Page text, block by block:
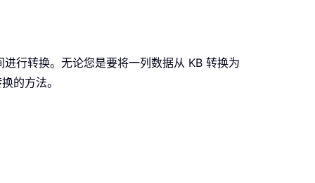
行转换。无论您是要将一列数据从 KB 转换为
的方法。